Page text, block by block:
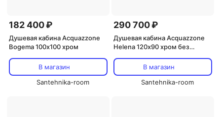
182 400 ₽
Душевая кабина Acquazzone
Bogema 100х100 хром
В магазин
Santehnika-room
290 700 ₽
Душевая кабина Acquazzone
Helena 120х90 хром без
В магазин
Santehnika-room